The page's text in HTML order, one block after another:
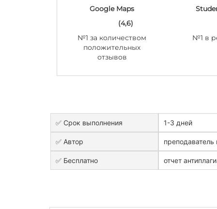
Google Maps
(4,6)
№1 за количеством
положительных
отзывов
№1 в
✅ Срок выполнения 1-3 дней
✅ Автор
✅ Бесплатно отчет